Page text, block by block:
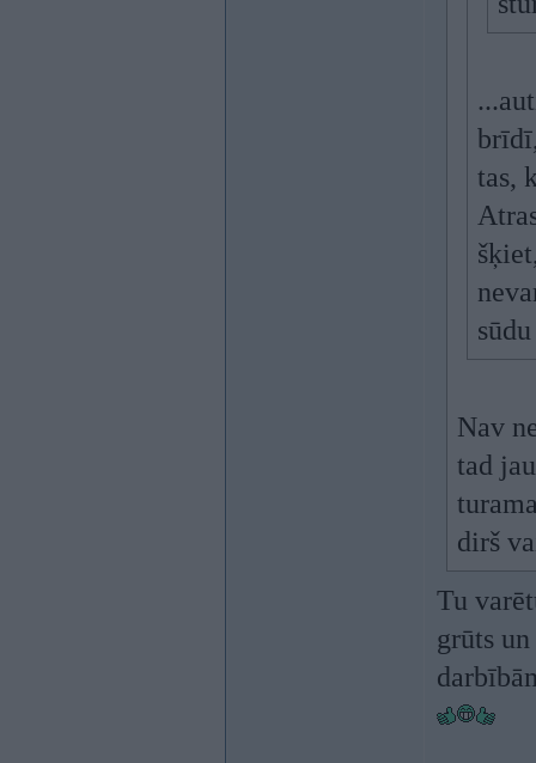
tas,
Nav
tad
dirš
Tu
grūts